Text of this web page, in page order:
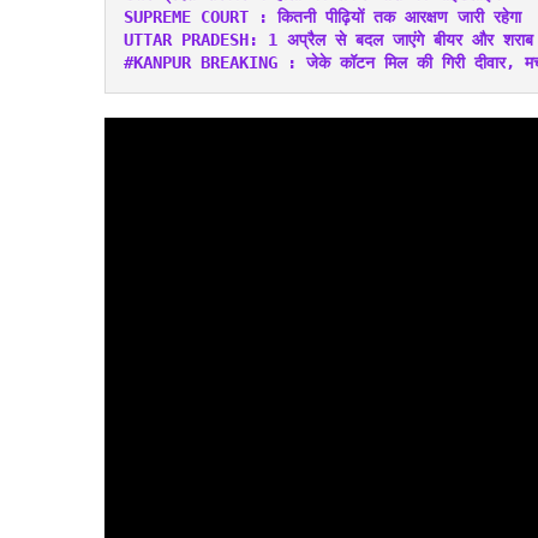
SUPREME COURT : कितनी पीढ़ियों तक आरक्षण जारी रहेगा
UTTAR PRADESH: 1 अप्रैल से बदल जाएंगे बीयर और
#KANPUR BREAKING : जेके कॉटन मिल की गिरी दीवार,